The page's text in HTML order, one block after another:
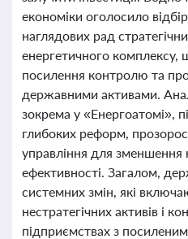
економіки оголосило
наглядових рад
енергетичного
посилення контролю та
державними активами.
зокрема у «Енергоатомі»,
глибоких реформ,
управління для зменшення
ефективності. Загалом,
системних змін, які
нестратегічних активів і
підприємствах з